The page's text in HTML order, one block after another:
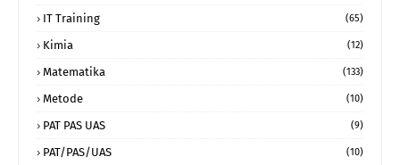
IT Training (65)
Kimia (12)
Matematika (133)
Metode (10)
PAT PAS UAS (9)
PAT/PAS/UAS (10)